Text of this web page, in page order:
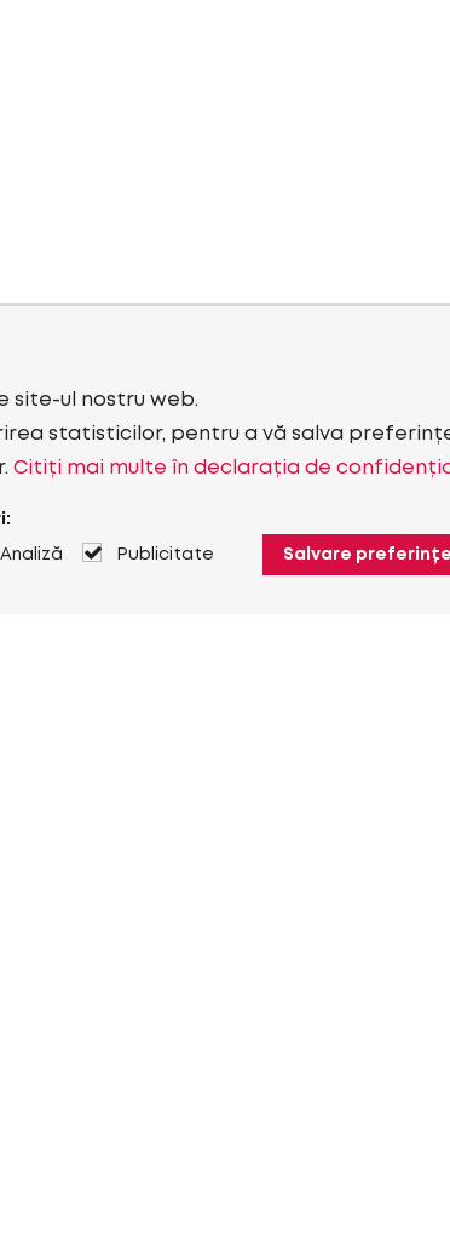
site-ul nostru web.
statisticilor, pentru a vă salva
Citiți mai multe în declarația de
Analiză Publicitate Salvare preferințe